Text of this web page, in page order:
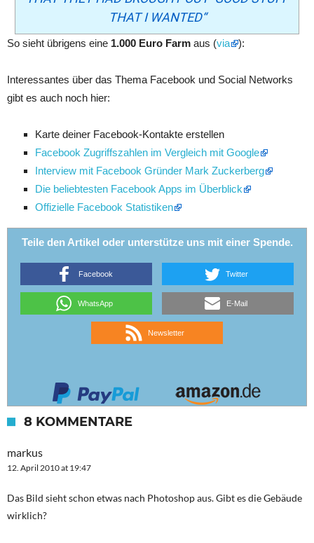
THAT I WANTED“
So sieht übrigens eine 1.000 Euro Farm aus (via ):
Interessantes über das Thema Facebook und Social Networks
gibt es auch noch hier:
Karte deiner Facebook-Kontakte erstellen
Facebook Zugriffszahlen im Vergleich mit Google
Interview mit Facebook Gründer Mark Zuckerberg
Die beliebtesten Facebook Apps im Überblick
Offizielle Facebook Statistiken
Teile den Artikel oder unterstütze uns mit einer Spende.
Facebook Twitter
WhatsApp E-Mail
Newsletter
8 KOMMENTARE
markus
12. April 2010 at 19:47
Das Bild sieht schon etwas nach Photoshop aus. Gibt es die Gebäude
wirklich?